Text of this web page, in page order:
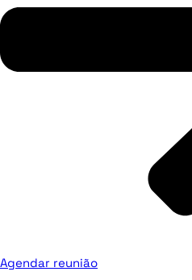
Agendar reunião